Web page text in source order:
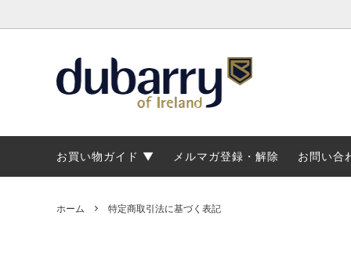
カントリーブーツ・ショートブーツ マリン
カントリーブーツ・ショートブーツ マリン
レディースデッキシューズ マリン
ブーツラインナップ ブーツ
お買い物ガイド メルマガ登録・解除 お問い合
ホーム 特定商取引法に基づく表記